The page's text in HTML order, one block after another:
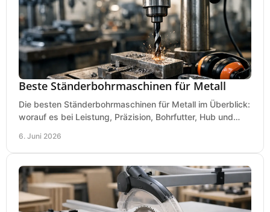
Beste Ständerbohrmaschinen für Metall
Die besten Ständerbohrmaschinen für Metall im Überblick:
worauf es bei Leistung, Präzision, Bohrfutter, Hub und
6. Juni 2026